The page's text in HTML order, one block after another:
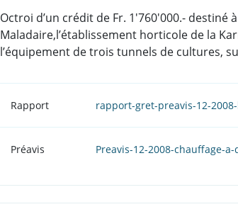
Octroi d’un crédit de Fr. 1'760'000.-
Maladaire,l’établissement horticole de la
l’équipement de trois tunnels de cultures,
Rapport rapport-gret-preavis-12-
Préavis Preavis-12-2008-chauffage-